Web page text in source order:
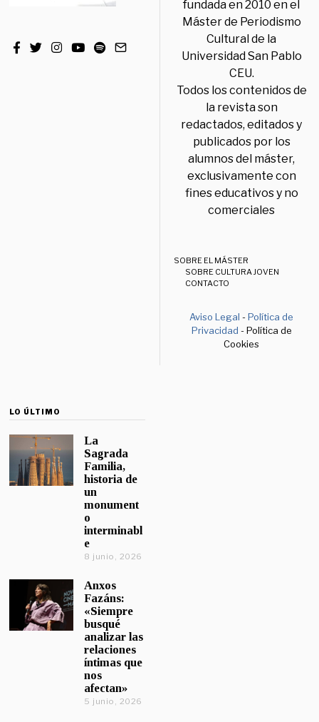
fundada en 2010 en el
Máster de Periodismo
Cultural de la
Universidad San Pablo
CEU.
Todos los contenidos de
la revista son
redactados, editados y
publicados por los
alumnos del máster,
exclusivamente con
fines educativos y no
comerciales
SOBRE EL MÁSTER
SOBRE CULTURA JOVEN
CONTACTO
Aviso Legal -Política de
Privacidad - Política de
Cookies
LO ÚLTIMO
La
Sagrada
Familia,
historia de
un
monument
o
interminabl
e
8 junio, 2026
Anxos
Fazáns:
«Siempre
busqué
analizar las
relaciones
íntimas que
nos
afectan»
5 junio, 2026